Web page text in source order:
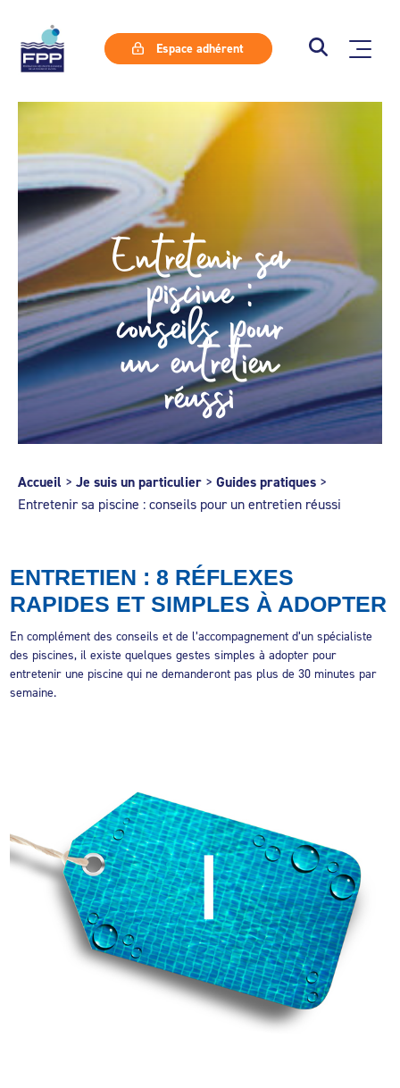
Espace adhérent
Entretenir sa
piscine :
conseils pour
un entretien
réussi
Accueil > Je suis un particulier > Guides pratiques >
Entretenir sa piscine : conseils pour un entretien réussi
ENTRETIEN : 8 RÉFLEXES
RAPIDES ET SIMPLES À ADOPTER
En complément des conseils et de l’accompagnement d’un spécialiste
des piscines, il existe quelques gestes simples à adopter pour
entretenir une piscine qui ne demanderont pas plus de 30 minutes par
semaine.